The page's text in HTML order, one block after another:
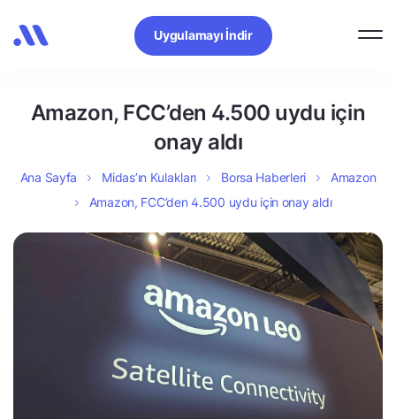
Uygulamayı İndir
Amazon, FCC’den 4.500 uydu için
onay aldı
Ana Sayfa Midas’ın Kulakları Borsa Haberleri
Amazon
Amazon, FCC’den 4.500 uydu için onay aldı